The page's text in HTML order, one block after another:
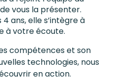
vous la présenter.
ans, elle s’intègre à
à votre écoute.
compétences et son
technologies, nous
en action.